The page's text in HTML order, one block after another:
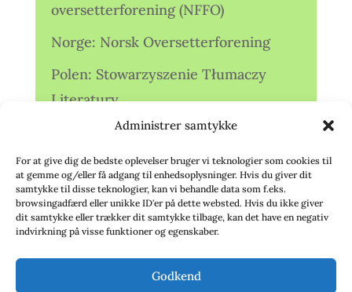
Administrer samtykke
For at give dig de bedste oplevelser bruger vi teknologier som cookies til
at gemme og/eller få adgang til enhedsoplysninger. Hvis du giver dit
samtykke til disse teknologier, kan vi behandle data som f.eks.
browsingadfærd eller unikke ID'er på dette websted. Hvis du ikke giver
dit samtykke eller trækker dit samtykke tilbage, kan det have en negativ
indvirkning på visse funktioner og egenskaber.
Godkend
oversetterforening (NFFO)
Norge: Norsk Oversetterforening
Polen: Stowarzyszenie Tłumaczy
Literatury
Storbritannien: Translators
Association (TA)
Sverige: Översättarsektionen (Ö.)
Sverige: Översättarcentrum (ÖC)
deutschsprachiger Übersetzer (VdÜ)